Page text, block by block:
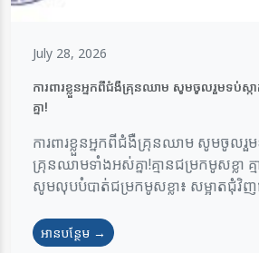
July 28, 2026
ការពារខ្លួនអ្នកពីជំងឺគ្រុនឈាម សូមចូលរួមទប់ស្
គ្នា!
ការពារខ្លួនអ្នកពីជំងឺគ្រុនឈាម សូមចូលរួ
គ្រុនឈាមទាំងអស់គ្នា!គ្មានជម្រកមូសខ្លា
សូមលុបបំបាត់ជម្រកមូសខ្លា៖ សម្អាតជុំវិញ
អានបន្ថែម →